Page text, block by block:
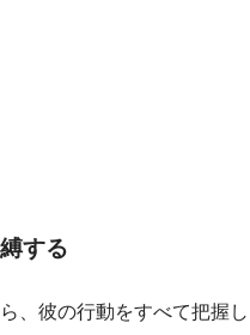
する
、彼の行動をすべて把握